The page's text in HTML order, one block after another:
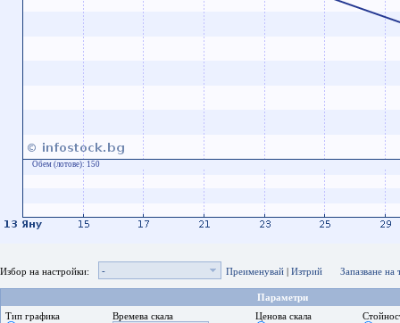
Обем (лотове): 150
Избор на настройки: - Преименувай | Изтрий Запазване на
Параметри
Тип графика
Времева скала
Ценова скала